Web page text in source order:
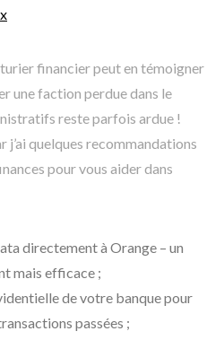
financier peut en témoigner
une faction perdue dans le
reste parfois ardue !
j’ai quelques recommandations
pour vous aider dans
directement à Orange – un
mais efficace ;
de votre banque pour
passées ;